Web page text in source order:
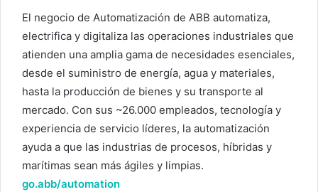
El negocio de Automatización de ABB automatiza,
electrifica y digitaliza las operaciones industriales que
atienden una amplia gama de necesidades esenciales,
desde el suministro de energía, agua y materiales,
hasta la producción de bienes y su transporte al
mercado. Con sus ~26.000 empleados, tecnología y
experiencia de servicio líderes, la automatización
ayuda a que las industrias de procesos, híbridas y
marítimas sean más ágiles y limpias.
go.abb/automation